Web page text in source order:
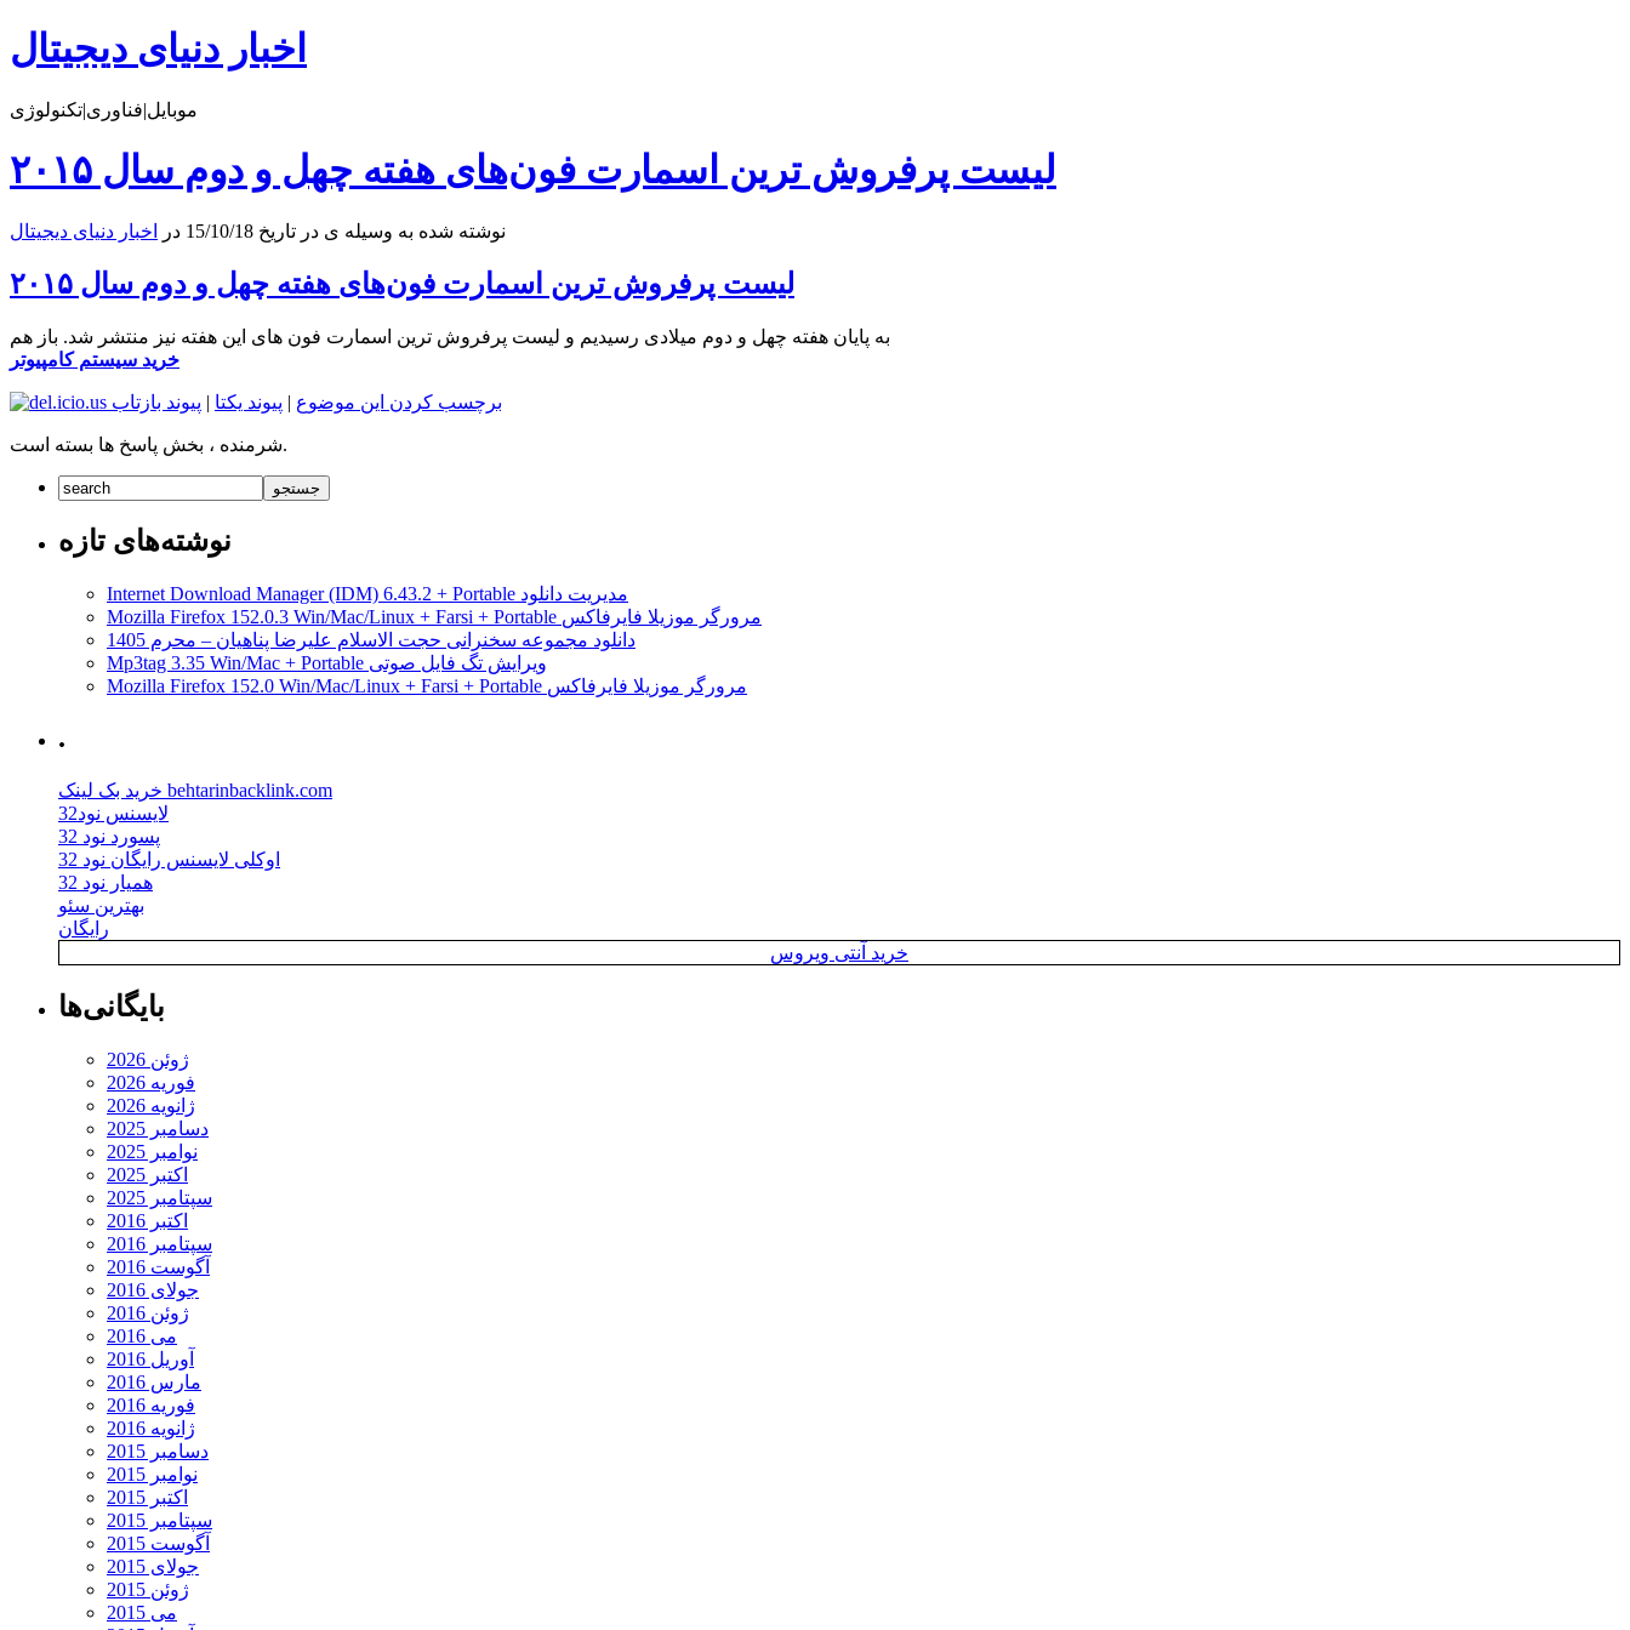
اخبار دنیای دیجیتال
موبایل|فناوری|تکنولوژی
لیست پرفروش ترین اسمارت فون‌های هفته چهل و دوم سال ۲۰۱۵
نوشته شده به وسیله ی در تاریخ 15/10/18 در اخبار دنیای دیجیتال
لیست پرفروش ترین اسمارت فون‌های هفته چهل و دوم سال ۲۰۱۵
به پایان هفته چهل و دوم میلادی رسیدیم و لیست پرفروش ترین اسمارت فون های این هفته نیز منتشر شد. باز هم
خرید سیستم کامپیوتر
برچسب کردن این موضوع | پیوند یکتا | پیوند بازتاب
شرمنده ، بخش پاسخ ها بسته است.
نوشته‌های تازه
Internet Download Manager (IDM) 6.43.2 + Portable مدیریت دانلود
Mozilla Firefox 152.0.3 Win/Mac/Linux + Farsi + Portable مرورگر موزیلا فایرفاکس
دانلود مجموعه سخنرانی حجت الاسلام علیرضا پناهیان – محرم 1405
Mp3tag 3.35 Win/Mac + Portable ویرایش تگ فایل صوتی
Mozilla Firefox 152.0 Win/Mac/Linux + Farsi + Portable مرورگر موزیلا فایرفاکس
.
خرید بک لینک behtarinbacklink.com
لایسنس نود32
پسورد نود 32
اوکلی لایسنس رایگان نود 32
همیار نود 32
بهترین سئو
رایگان
خرید آنتی ویروس
بایگانی‌ها
ژوئن 2026
فوریه 2026
ژانویه 2026
دسامبر 2025
نوامبر 2025
اکتبر 2025
سپتامبر 2025
اکتبر 2016
سپتامبر 2016
آگوست 2016
جولای 2016
ژوئن 2016
می 2016
آوریل 2016
مارس 2016
فوریه 2016
ژانویه 2016
دسامبر 2015
نوامبر 2015
اکتبر 2015
سپتامبر 2015
آگوست 2015
جولای 2015
ژوئن 2015
می 2015